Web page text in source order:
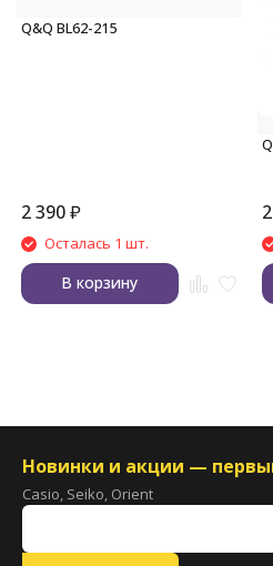
Q&Q BL62-215
2 390₽
Осталась 1 шт.
В корзину
Новинки и акции —
Casio, Seiko, Orient